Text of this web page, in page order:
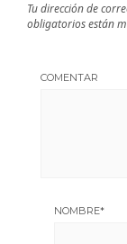
Tu dirección de
obligatorios están
COMENTAR
NOMBRE*